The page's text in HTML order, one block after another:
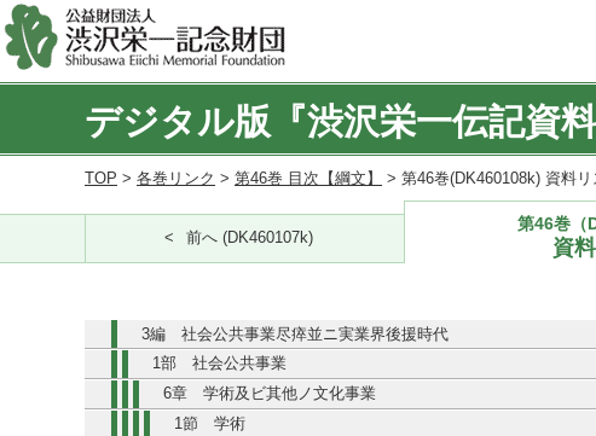
デジタル版『渋沢栄一伝記資料
TOP > 各巻リンク > 第46巻 目次【綱文】 > 第46巻(DK460108k) 資料リ
前へ (DK460107k)
第46巻（
資
3編 社会公共事業尽瘁並ニ実業界後援時代
1部 社会公共事業
6章 学術及ビ其他ノ文化事業
1節 学術